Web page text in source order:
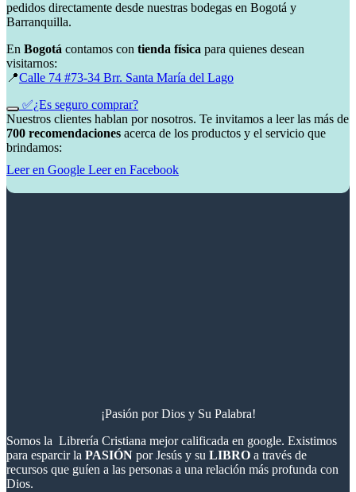
pedidos directamente desde nuestras bodegas en Bogotá y
Barranquilla.
En Bogotá contamos con tienda física para quienes desean
visitarnos:
📍Calle 74 #73-34 Brr. Santa María del Lago
✅¿Es seguro comprar?
Nuestros clientes hablan por nosotros. Te invitamos a leer las más de
700 recomendaciones acerca de los productos y el servicio que
brindamos:
Leer en Google Leer en Facebook
¡Pasión por Dios y Su Palabra!
Somos la Librería Cristiana mejor calificada en google. Existimos
para esparcir la PASIÓN por Jesús y su LIBRO a través de
recursos que guíen a las personas a una relación más profunda con
Dios.